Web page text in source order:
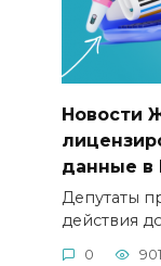
Новости
данные в
Депутаты
действия
0 901